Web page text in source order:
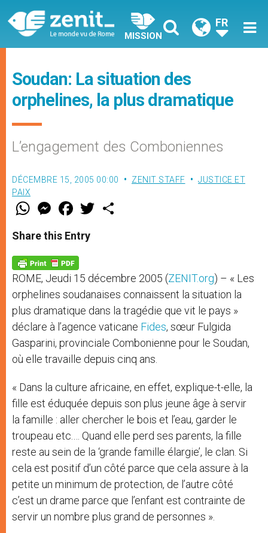
MISSION
FR
Soudan: La situation des
orphelines, la plus dramatique
L’engagement des Comboniennes
DÉCEMBRE 15, 2005 00:00 ZENIT STAFF
JUSTICE ET
PAIX
W
t
s
p
p
M
e
s
e
g
e
r
F
a
e
b
o
k
w
Share this Entry
ROME, Jeudi 15 décembre 2005 (ZENIT.org) – « Les
orphelines soudanaises connaissent la situation la
plus dramatique dans la tragédie que vit le pays »
déclare à l’agence vaticane Fides, sœur Fulgida
Gasparini, provinciale Combonienne pour le Soudan,
où elle travaille depuis cinq ans.
« Dans la culture africaine, en effet, explique-t-elle, la
fille est éduquée depuis son plus jeune âge à servir
la famille : aller chercher le bois et l’eau, garder le
troupeau etc.… Quand elle perd ses parents, la fille
reste au sein de la ‘grande famille élargie’, le clan. Si
cela est positif d’un côté parce que cela assure à la
petite un minimum de protection, de l’autre côté
c’est un drame parce que l’enfant est contrainte de
servir un nombre plus grand de personnes ».